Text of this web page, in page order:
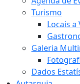
Turismo
Locais a
Galeria
Dados